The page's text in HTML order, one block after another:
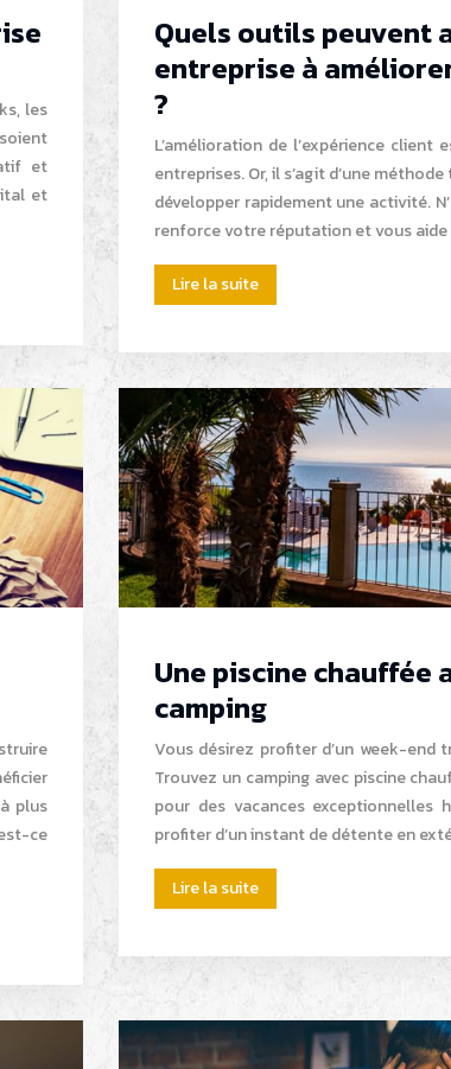
les
et
et
Quels outils peuvent
entreprise à
?
L’amélioration de l’expérience
entreprises. Or, il s’agit d’une
développer rapidement une activité.
renforce votre réputation et vous
Lire la suite
plus
ce
Une piscine chauffée
camping
Vous désirez profiter d’un week-
Trouvez un camping avec piscine
pour des vacances exceptionnelles
profiter d’un instant de détente en
Lire la suite